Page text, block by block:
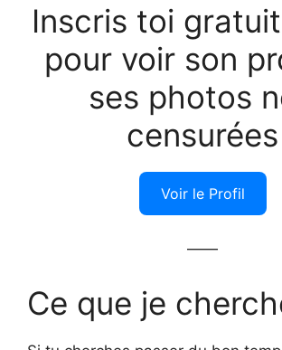
Inscris toi
pour voir son
ses photos
censurées
Voir le Profil
——
Ce que je